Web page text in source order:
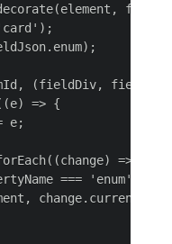
(fieldDiv,
=> {
e;
=> {
=== 'enum') {